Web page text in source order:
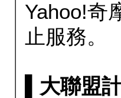
Yahoo!奇
止服務。
▌大聯盟